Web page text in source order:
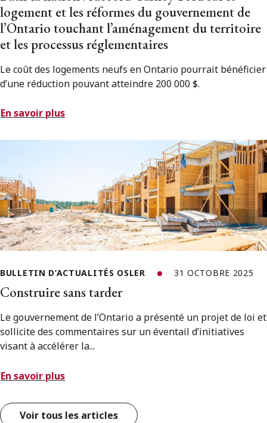
logement et les réformes du gouvernement de
l’Ontario touchant l’aménagement du territoire
et les processus réglementaires
Le coût des logements neufs en Ontario pourrait bénéficier
d’une réduction pouvant atteindre 200 000 $.
En savoir plus
BULLETIN D’ACTUALITÉS OSLER 31 OCTOBRE 2025
Construire sans tarder
Le gouvernement de l’Ontario a présenté un projet de loi et
sollicite des commentaires sur un éventail d’initiatives
visant à accélérer la...
En savoir plus
Voir tous les articles